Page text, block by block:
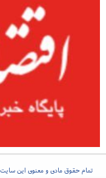
تمام حقوق مادی و معنوی این سایت